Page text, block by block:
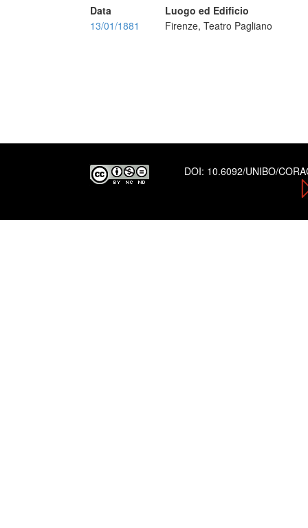
Data
Luogo ed Edificio
13/01/1881
Firenze, Teatro Pagliano
DOI: 10.6092/UNIBO/